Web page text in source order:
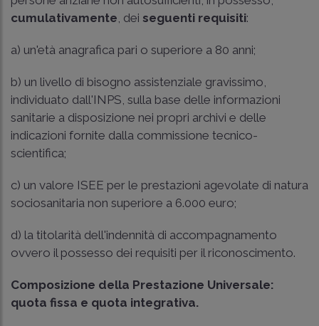
cumulativamente , dei seguenti requisiti:
a) un'età anagrafica pari o superiore a 80 anni;
b) un livello di bisogno assistenziale gravissimo,
individuato dall'INPS, sulla base delle informazioni
sanitarie a disposizione nei propri archivi e delle
indicazioni fornite dalla commissione tecnico-
scientifica;
c) un valore ISEE per le prestazioni agevolate di natura
sociosanitaria non superiore a 6.000 euro;
d) la titolarità dell'indennità di accompagnamento
ovvero il possesso dei requisiti per il riconoscimento.
Composizione della Prestazione Universale:
quota fissa e quota integrativa.